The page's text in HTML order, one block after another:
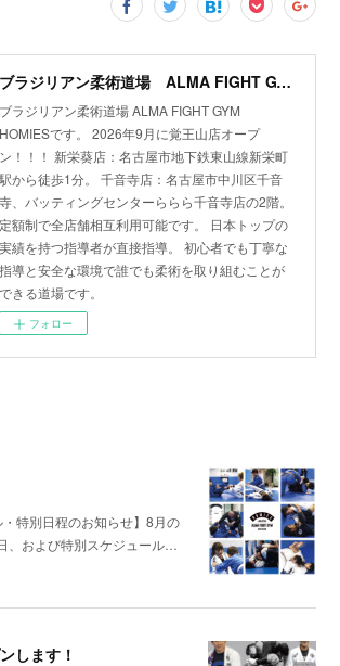
ブラジリアン柔術道場 ALMA FIGHT GYM HOMIES(ホーミーズ)
ブラジリアン柔術道場 ALMA FIGHT GYM
HOMIESです。 2026年9月に覚王山店オープ
ン！！！ 新栄葵店：名古屋市地下鉄東山線新栄町
駅から徒歩1分。 千音寺店：名古屋市中川区千音
寺、バッティングセンターららら千音寺店の2階。
定額制で全店舗相互利用可能です。 日本トップの
実績を持つ指導者が直接指導。 初心者でも丁寧な
指導と安全な環境で誰でも柔術を取り組むことが
できる道場です。
フォロー
・特別日程のお知らせ】8月の
、および特別スケジュール…
します！